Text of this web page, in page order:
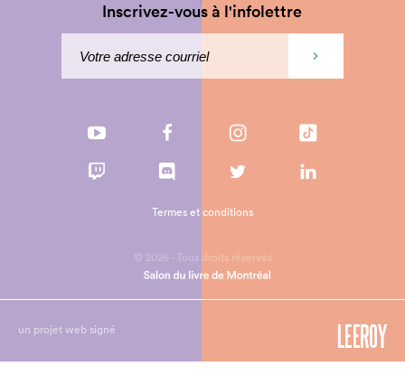
Inscrivez-vous à l'infolettre
© 2026 - Tous droits réservés
Termes et conditions
un projet web signé